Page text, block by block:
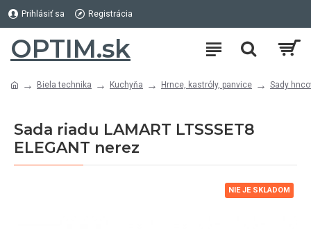
Prihlásiť sa Registrácia
OPTIM.sk
Biela technika Kuchyňa Hrnce, kastróly, panvice Sady
Sada riadu LAMART LTSSSET8
ELEGANT nerez
NIE JE SKLADOM